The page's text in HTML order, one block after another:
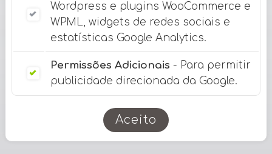
Wordpress e plugins WooCommerce e
WPML, widgets de redes sociais e
estatísticas Google Analytics.
Permissões Adicionais - Para permitir
publicidade direcionada da Google.
Aceito